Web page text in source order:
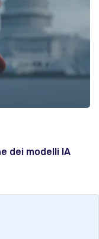
dei modelli IA